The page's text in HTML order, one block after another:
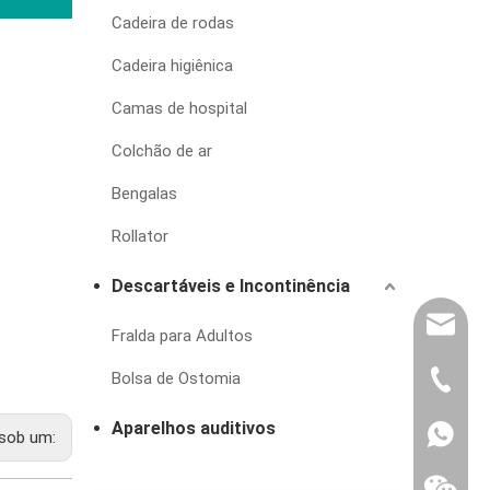
um:
Cadeira de rodas
Cadeira higiênica
Camas de hospital
Colchão de ar
Bengalas
Rollator
Descartáveis e Incontinência
Fralda para Adultos
Bolsa de Ostomia
Aparelhos auditivos
(86)
86-